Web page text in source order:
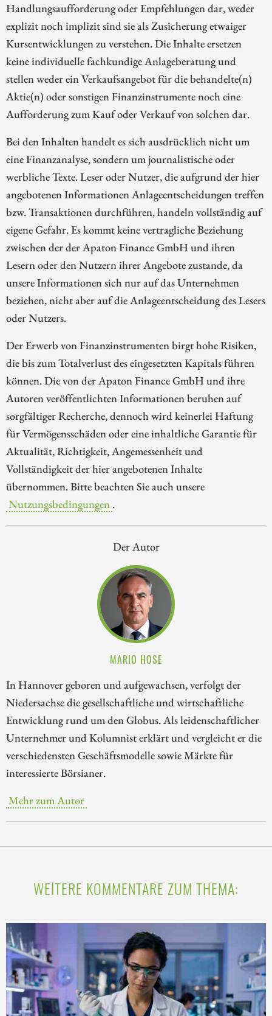
Handlungsaufforderung oder Empfehlungen dar, weder
explizit noch implizit sind sie als Zusicherung etwaiger
Kursentwicklungen zu verstehen. Die Inhalte ersetzen
keine individuelle fachkundige Anlageberatung und
stellen weder ein Verkaufsangebot für die behandelte(n)
Aktie(n) oder sonstigen Finanzinstrumente noch eine
Aufforderung zum Kauf oder Verkauf von solchen dar.
Bei den Inhalten handelt es sich ausdrücklich nicht um
eine Finanzanalyse, sondern um journalistische oder
werbliche Texte. Leser oder Nutzer, die aufgrund der hier
angebotenen Informationen Anlageentscheidungen treffen
bzw. Transaktionen durchführen, handeln vollständig auf
eigene Gefahr. Es kommt keine vertragliche Beziehung
zwischen der der Apaton Finance GmbH und ihren
Lesern oder den Nutzern ihrer Angebote zustande, da
unsere Informationen sich nur auf das Unternehmen
beziehen, nicht aber auf die Anlageentscheidung des Lesers
oder Nutzers.
Der Erwerb von Finanzinstrumenten birgt hohe Risiken,
die bis zum Totalverlust des eingesetzten Kapitals führen
können. Die von der Apaton Finance GmbH und ihre
Autoren veröffentlichten Informationen beruhen auf
sorgfältiger Recherche, dennoch wird keinerlei Haftung
für Vermögensschäden oder eine inhaltliche Garantie für
Aktualität, Richtigkeit, Angemessenheit und
Vollständigkeit der hier angebotenen Inhalte
übernommen. Bitte beachten Sie auch unsere
Nutzungsbedingungen .
Der Autor
MARIO HOSE
In Hannover geboren und aufgewachsen, verfolgt der
Niedersachse die gesellschaftliche und wirtschaftliche
Entwicklung rund um den Globus. Als leidenschaftlicher
Unternehmer und Kolumnist erklärt und vergleicht er die
verschiedensten Geschäftsmodelle sowie Märkte für
interessierte Börsianer.
Mehr zum Autor
WEITERE KOMMENTARE ZUM THEMA: